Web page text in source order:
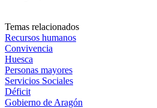
Temas relacionados
Recursos humanos
Convivencia
Huesca
Personas mayores
Servicios Sociales
Déficit
Gobierno de Aragón